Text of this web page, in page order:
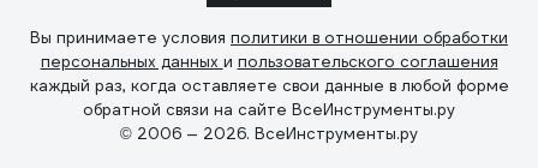
Вы принимаете условия политики в отношении обработки
персональных данных и пользовательского соглашения
каждый раз, когда оставляете свои данные в любой форме
обратной связи на сайте ВсеИнструменты.ру
© 2006 — 2026. ВсеИнструменты.ру